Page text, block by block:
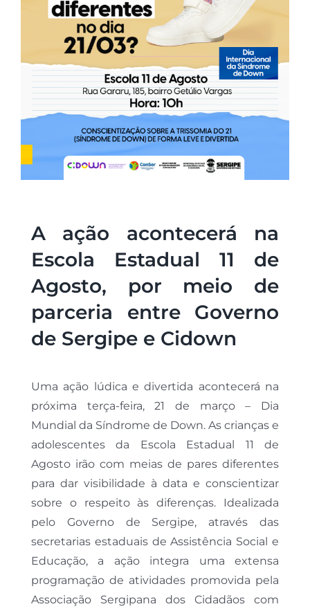
A ação acontecerá na
Escola Estadual 11 de
Agosto, por meio de
parceria entre Governo
de Sergipe e Cidown
Uma ação lúdica e divertida acontecerá na
próxima terça-feira, 21 de março – Dia
Mundial da Síndrome de Down. As crianças e
adolescentes da Escola Estadual 11 de
Agosto irão com meias de pares diferentes
para dar visibilidade à data e conscientizar
sobre o respeito às diferenças. Idealizada
pelo Governo de Sergipe, através das
secretarias estaduais de Assistência Social e
Educação, a ação integra uma extensa
programação de atividades promovida pela
Associação Sergipana dos Cidadãos com